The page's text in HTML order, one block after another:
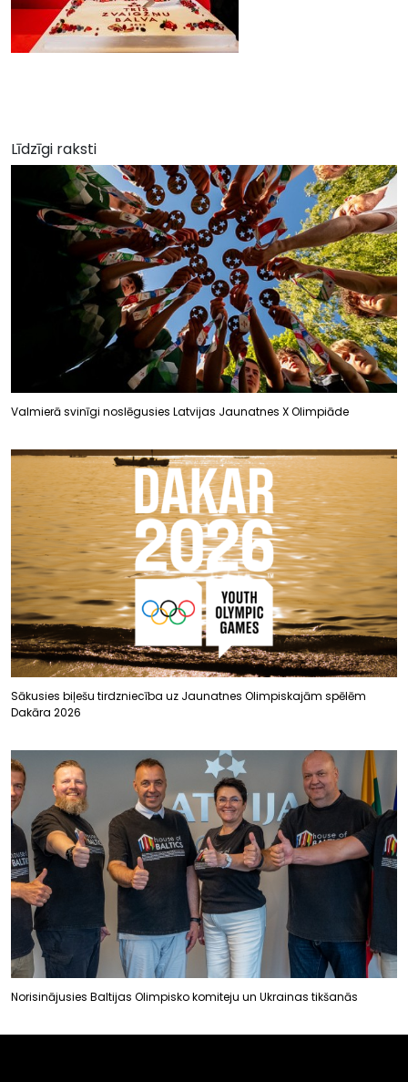
Līdzīgi raksti
Valmierā svinīgi noslēgusies Latvijas Jaunatnes X Olimpiāde
Sākusies biļešu tirdzniecība uz Jaunatnes Olimpiskajām spēlēm
Dakāra 2026
Norisinājusies Baltijas Olimpisko komiteju un Ukrainas tikšanās